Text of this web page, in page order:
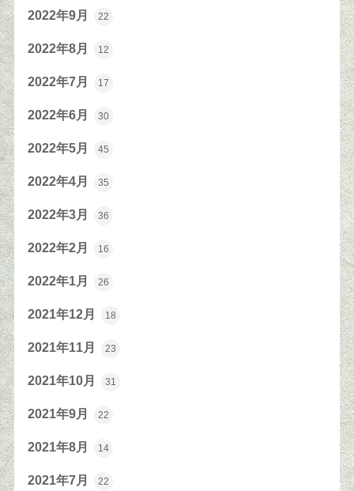
2022年9月 22
2022年8月 12
2022年7月 17
2022年6月 30
2022年5月 45
2022年4月 35
2022年3月 36
2022年2月 16
2022年1月 26
2021年12月 18
2021年11月 23
2021年10月 31
2021年9月 22
2021年8月 14
2021年7月 22